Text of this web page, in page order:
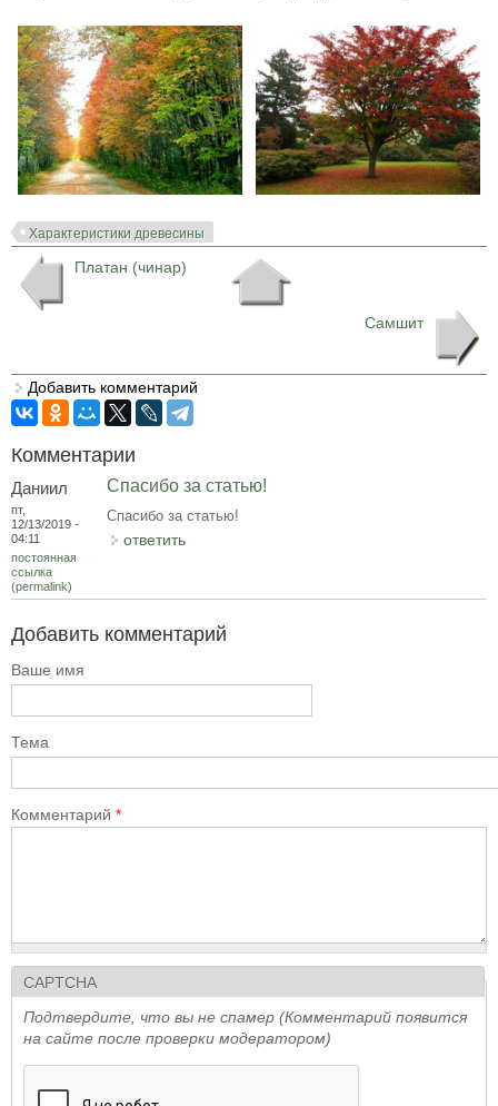
Характеристики древесины
Платан (чинар)
Самшит
Добавить комментарий
Комментарии
Даниил
пт,
12/13/2019 -
04:11
постоянная
ссылка
(permalink)
Спасибо за статью!
Спасибо за статью!
ответить
Добавить комментарий
Ваше имя
Тема
Комментарий *
CAPTCHA
Подтвердите, что вы не спамер (Комментарий появится
на сайте после проверки модератором)